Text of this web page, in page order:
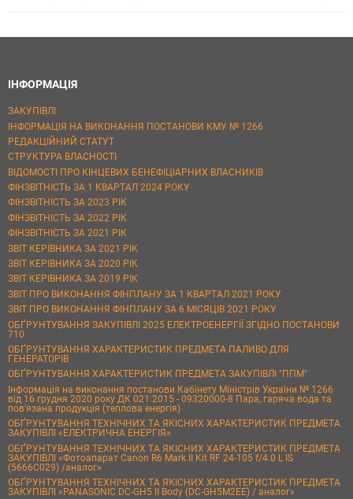
ІНФОРМАЦІЯ
ЗАКУПІВЛІ
ІНФОРМАЦІЯ НА ВИКОНАННЯ ПОСТАНОВИ КМУ № 1266
РЕДАКЦІЙНИЙ СТАТУТ
СТРУКТУРА ВЛАСНОСТІ
ВІДОМОСТІ ПРО КІНЦЕВИХ БЕНЕФІЦІАРНИХ ВЛАСНИКІВ
ФІНЗВІТНІСТЬ ЗА 1 КВАРТАЛ 2024 РОКУ
ФІНЗВІТНІСТЬ ЗА 2023 РІК
ФІНЗВІТНІСТЬ ЗА 2022 РІК
ФІНЗВІТНІСТЬ ЗА 2021 РІК
ЗВІТ КЕРІВНИКА ЗА 2021 РІК
ЗВІТ КЕРІВНИКА ЗА 2020 РІК
ЗВІТ КЕРІВНИКА ЗА 2019 РІК
ЗВІТ ПРО ВИКОНАННЯ ФІНПЛАНУ ЗА 1 КВАРТАЛ 2021 РОКУ
ЗВІТ ПРО ВИКОНАННЯ ФІНПЛАНУ ЗА 6 МІСЯЦІВ 2021 РОКУ
ОБҐРУНТУВАННЯ ЗАКУПІВЛІ 2025 ЕЛЕКТРОЕНЕРГІЇ ЗГІДНО ПОСТАНОВИ
710
ОБҐРУНТУВАННЯ ХАРАКТЕРИСТИК ПРЕДМЕТА ПАЛИВО ДЛЯ
ГЕНЕРАТОРІВ
ОБҐРУНТУВАННЯ ХАРАКТЕРИСТИК ПРЕДМЕТА ЗАКУПІВЛІ "ППМ"
Інформація на виконання постанови Кабінету Міністрів України № 1266
від 16 грудня 2020 року ДК 021:2015 - 09320000-8 Пара, гаряча вода та
пов’язана продукція (теплова енергія)
ОБҐРУНТУВАННЯ ТЕХНІЧНИХ ТА ЯКІСНИХ ХАРАКТЕРИСТИК ПРЕДМЕТА
ЗАКУПІВЛІ «ЕЛЕКТРИЧНА ЕНЕРГІЯ»
ОБҐРУНТУВАННЯ ТЕХНІЧНИХ ТА ЯКІСНИХ ХАРАКТЕРИСТИК ПРЕДМЕТА
ЗАКУПІВЛІ «Фотоапарат Canon R6 Mark II Kit RF 24-105 f/4.0 L IS
(5666C029) /аналог»
ОБҐРУНТУВАННЯ ТЕХНІЧНИХ ТА ЯКІСНИХ ХАРАКТЕРИСТИК ПРЕДМЕТА
ЗАКУПІВЛІ «PANASONIC DC-GH5 II Body (DC-GH5M2EE) / аналог»